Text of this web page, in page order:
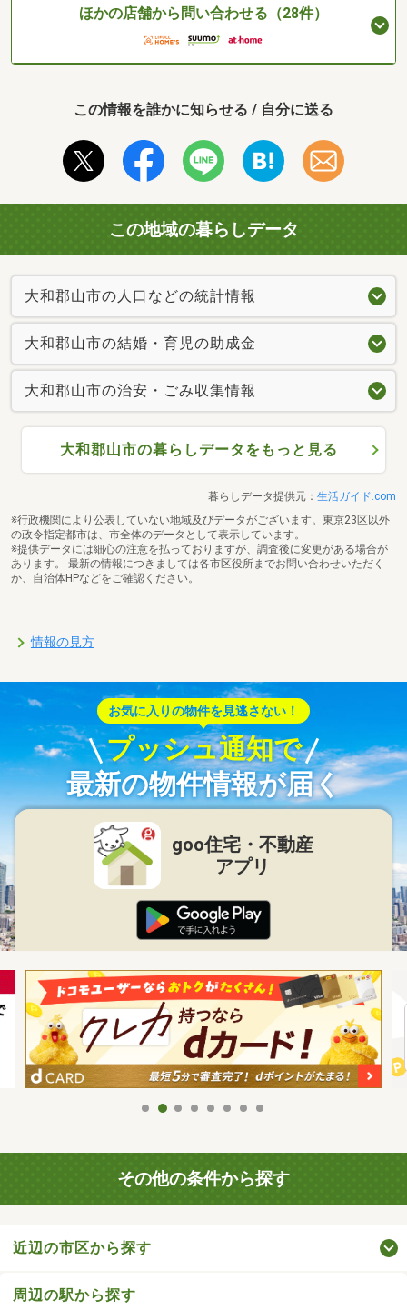
ほかの店舗から問い合わせる（28件）
この情報を誰かに知らせる / 自分に送る
この地域の暮らしデータ
大和郡山市の人口などの統計情報
大和郡山市の結婚・育児の助成金
大和郡山市の治安・ごみ収集情報
大和郡山市の暮らしデータをもっと見る
暮らしデータ提供元： 生活ガイド.com
※行政機関により公表していない地域及びデータがございます。東京23区以外
の政令指定都市は、市全体のデータとして表示しています。
※提供データには細心の注意を払っておりますが、調査後に変更がある場合が
あります。 最新の情報につきましては各市区役所までお問い合わせいただく
か、自治体HPなどをご確認ください。
情報の見方
お気に入りの物件を見逃さない！
プッシュ通知で
最新の物件情報が届く
goo住宅・不動産
アプリ
その他の条件から探す
近辺の市区から探す
周辺の駅から探す